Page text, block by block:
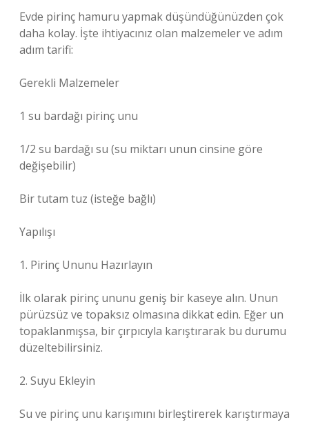
Evde pirinç hamuru yapmak düşündüğünüzden çok
daha kolay. İşte ihtiyacınız olan malzemeler ve adım
adım tarifi:
Gerekli Malzemeler
1 su bardağı pirinç unu
1/2 su bardağı su (su miktarı unun cinsine göre
değişebilir)
Bir tutam tuz (isteğe bağlı)
Yapılışı
1. Pirinç Ununu Hazırlayın
İlk olarak pirinç ununu geniş bir kaseye alın. Unun
pürüzsüz ve topaksız olmasına dikkat edin. Eğer un
topaklanmışsa, bir çırpıcıyla karıştırarak bu durumu
düzeltebilirsiniz.
2. Suyu Ekleyin
Su ve pirinç unu karışımını birleştirerek karıştırmaya